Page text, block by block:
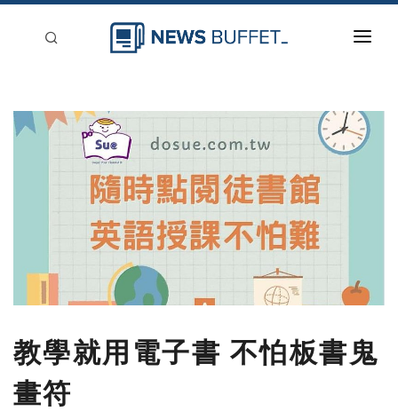
新聞稿分類
教學就用電子書 不怕板書鬼
畫符